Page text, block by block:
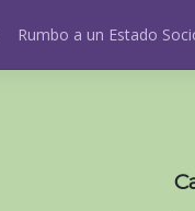
Rumbo a un Estado